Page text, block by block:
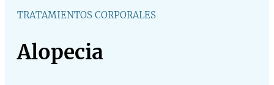
TRATAMIENTOS CORPORALES
Alopecia